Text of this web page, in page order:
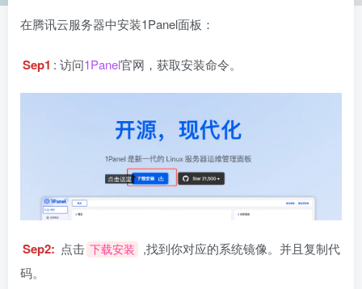
在腾讯云服务器中安装1Panel面板：
Sep1 : 访问1Panel官网，获取安装命令。
Sep2: 点击 下载安装
,找到你对应的系统镜像。并且复制代
码。